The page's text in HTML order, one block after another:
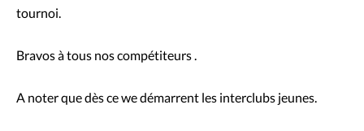
tournoi.
Bravos à tous nos compétiteurs .
A noter que dès ce we démarrent les interclubs jeunes.